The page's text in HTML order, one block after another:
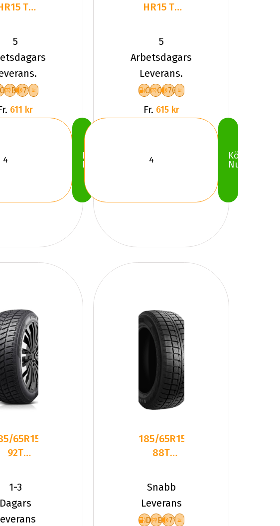
TL
AW6
5
B 71
611 kr
Köp
Nu
HR15 TL
PLUS
5
Arbetsdagars
Leverans.
C C 70
Fr. 615 kr
Köp
Nu
65R15
92T
SNOW-H
Fr
1-3
Dagars
185/65R15
88T
SW618
PCRW
Snabb
Leverans
D E 71